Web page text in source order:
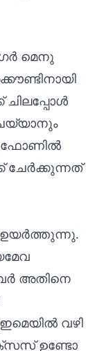
മെനു
ചിലപ്പോൾ
ഫോണിൽ
ചേർക്കുന്നത്
ഉയർത്തുന്നു.
അതിനെ
വഴി
ഉണ്ടോ